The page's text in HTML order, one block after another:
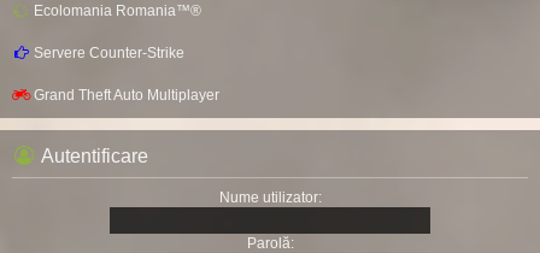
Ecolomania Romania™®
Servere Counter-Strike
Grand Theft Auto Multiplayer
Autentificare
Nume utilizator:
Parolă: